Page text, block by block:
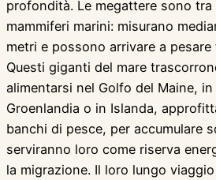
profondità. Le megattere sono tra
mammiferi marini: misurano
metri e possono arrivare a
Questi giganti del mare
alimentarsi nel Golfo del Maine,
Groenlandia o in Islanda,
banchi di pesce, per accumulare
serviranno loro come riserva
la migrazione. Il loro lungo